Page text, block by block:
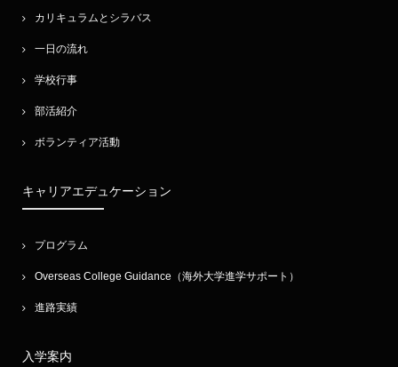
カリキュラムとシラバス
一日の流れ
学校行事
部活紹介
ボランティア活動
キャリアエデュケーション
プログラム
Overseas College Guidance（海外大学進学サポート）
進路実績
入学案内